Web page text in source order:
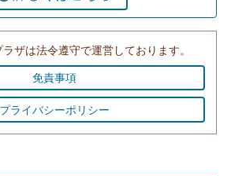
ザは法令遵守で運営しております。
免責事項
プライバシーポリシー